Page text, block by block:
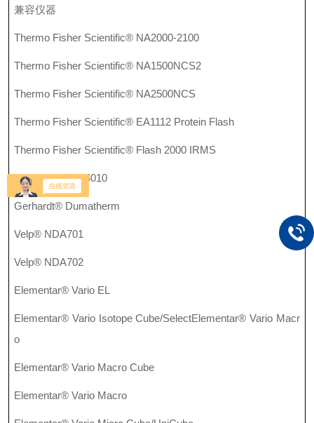
兼容仪器
Thermo Fisher Scientific® NA2000-2100
Thermo Fisher Scientific® NA1500NCS2
Thermo Fisher Scientific® NA2500NCS
Thermo Fisher Scientific® EA1112 Protein Flash
Thermo Fisher Scientific® Flash 2000 IRMS
Costech® ECS4010
Gerhardt® Dumatherm
Velp® NDA701
Velp® NDA702
Elementar® Vario EL
Elementar® Vario Isotope Cube/SelectElementar® Vario Macr
o
Elementar® Vario Macro Cube
Elementar® Vario Macro